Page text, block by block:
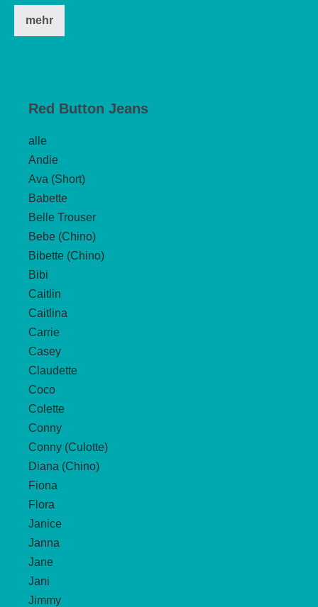
mehr
Dieses
auf.
auf
der
Produktseite
gewählt
werden
Red Button Jeans
alle
Andie
Ava (Short)
Babette
Belle Trouser
Bebe (Chino)
Bibette (Chino)
Bibi
Caitlin
Caitlina
Carrie
Casey
Claudette
Coco
Colette
Conny
Conny (Culotte)
Diana (Chino)
Fiona
Flora
Janice
Janna
Jane
Jani
Jimmy